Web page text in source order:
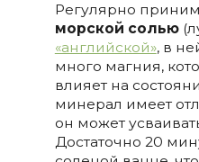
Регулярно
морской солью
«английской», в
много магния,
влияет на
минерал имеет
он может
Достаточно 20